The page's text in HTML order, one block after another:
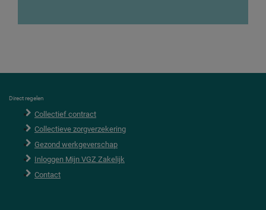
FDirect regelen
Collectief contract
Collectieve zorgverzekering
Gezond werkgeverschap
Inloggen Mijn VGZ Zakelijk
Contact